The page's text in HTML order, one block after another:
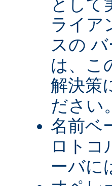
として
ライア
スの
は、こ
解決策
ださい。
名前ベ
ロトコ
ーバに